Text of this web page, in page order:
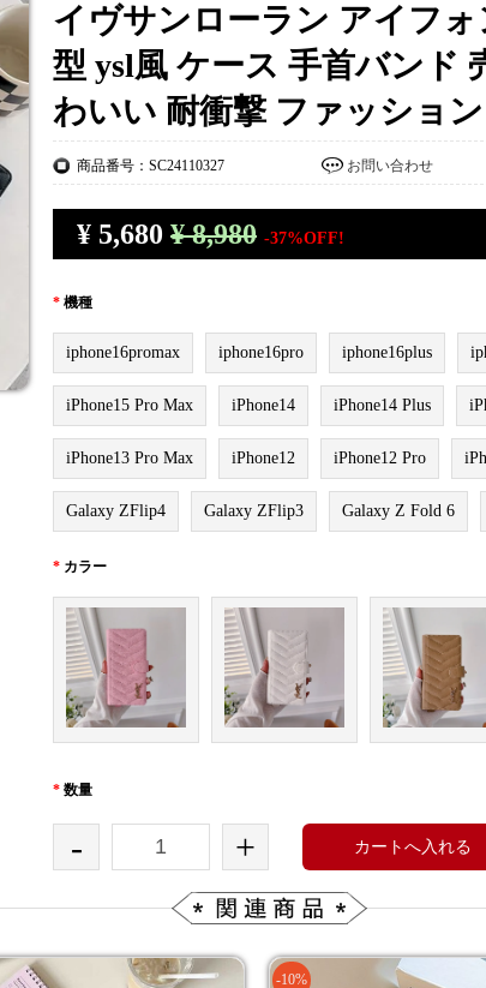
イヴサンローラン アイフォ
型 ysl風 ケース 手首バンド
わいい 耐衝撃 ファッショ
商品番号：SC24110327 お問い合わせ
¥ 5,680 ¥ 8,980 -37%OFF!
* 機種
iphone16promax iphone16pro iphone16plus
iPhone15 Pro Max iPhone14 iPhone14 Plus
iPhone13 Pro Max iPhone12 iPhone12 Pro
Galaxy ZFlip4 Galaxy ZFlip3 Galaxy Z Fold 6
* カラー
* 数量
- + カートへ入れる
-10%